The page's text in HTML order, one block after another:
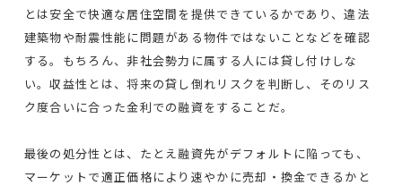
とは安全で快適な居住空間を提供できているかであり、違法
建築物や耐震性能に問題がある物件ではないことなどを確認
する。もちろん、非社会勢力に属する人には貸し付けしな
い。収益性とは、将来の貸し倒れリスクを判断し、そのリス
ク度合いに合った金利での融資をすることだ。
最後の処分性とは、たとえ融資先がデフォルトに陥っても、
マーケットで適正価格により速やかに売却・換金できるかと